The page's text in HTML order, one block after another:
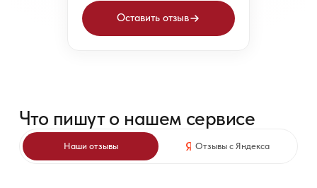
Оставить отзыв
Что пишут о нашем сервисе
Наши отзывы Отзывы с Яндекса